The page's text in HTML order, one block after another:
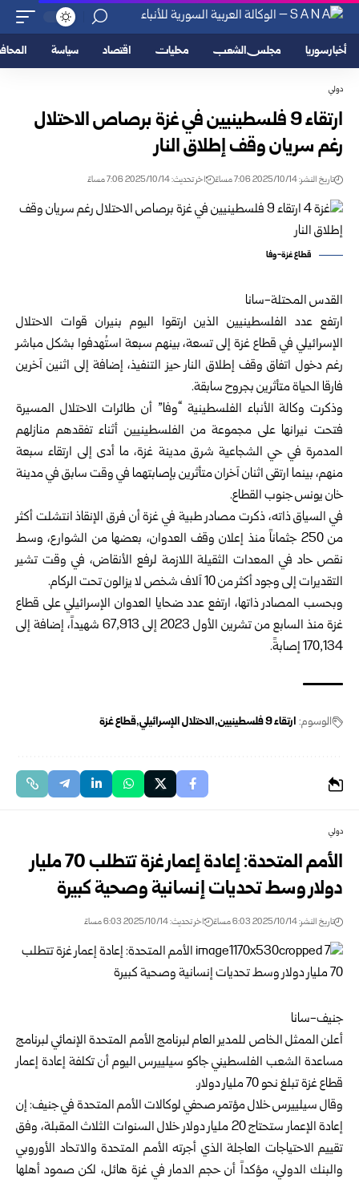
أخبار سوريا مجلس الشعب محليات اقتصاد سياسة
دولي
ارتقاء 9 فلسطينيين في غزة برصاص الاحتلال
رغم سريان وقف إطلاق النار
تاريخ النشر: 2025/10/14 7:06 مساءً اخر تحديث: 2025/10/14 7:06 مساءً
قطاع غزة-وفا
القدس المحتلة-سانا
ارتفع عدد الفلسطينيين الذين ارتقوا اليوم بنيران قوات الاحتلال
الإسرائيلي في قطاع غزة إلى تسعة، بينهم سبعة استُهدفوا بشكل مباشر
رغم دخول اتفاق وقف إطلاق النار حيز التنفيذ، إضافة إلى اثنين آخرين
فارقا الحياة متأثرين بجروح سابقة.
وذكرت وكالة الأنباء الفلسطينية “وفا” أن طائرات الاحتلال المسيرة
فتحت نيرانها على مجموعة من الفلسطينيين أثناء تفقدهم منازلهم
المدمرة في حي الشجاعية شرق مدينة غزة، ما أدى إلى ارتقاء سبعة
منهم، بينما ارتقى اثنان آخران متأثرين بإصابتهما في وقت سابق في مدينة
خان يونس جنوب القطاع.
في السياق ذاته، ذكرت مصادر طبية في غزة أن فرق الإنقاذ انتشلت أكثر
من 250 جثماناً منذ إعلان وقف العدوان، بعضها من الشوارع، وسط
نقص حاد في المعدات الثقيلة اللازمة لرفع الأنقاض، في وقت تشير
التقديرات إلى وجود أكثر من 10 آلاف شخص لا يزالون تحت الركام.
وبحسب المصادر ذاتها، ارتفع عدد ضحايا العدوان الإسرائيلي على قطاع
غزة منذ السابع من تشرين الأول 2023 إلى 67,913 شهيداً، إضافة إلى
170,134 إصابةً.
الوسوم: ارتقاء 9 فلسطينيين الاحتلال الإسرائيلي قطاع غزة
دولي
الأمم المتحدة: إعادة إعمار غزة تتطلب 70 مليار
دولار وسط تحديات إنسانية وصحية كبيرة
تاريخ النشر: 2025/10/14 6:03 مساءً اخر تحديث: 2025/10/14 6:03 مساءً
جنيف-سانا
أعلن الممثل الخاص للمدير العام لبرنامج الأمم المتحدة الإنمائي لبرنامج
مساعدة الشعب الفلسطيني جاكو سيلييرس اليوم أن تكلفة إعادة إعمار
قطاع غزة تبلغ نحو 70 مليار دولار.
وقال سيلييرس خلال مؤتمر صحفي لوكالات الأمم المتحدة في جنيف: إن
إعادة الإعمار ستحتاج 20 مليار دولار خلال السنوات الثلاث المقبلة، وفق
تقييم الاحتياجات العاجلة الذي أجرته الأمم المتحدة والاتحاد الأوروبي
والبنك الدولي، مؤكداً أن حجم الدمار في غزة هائل، لكن صمود أهلها